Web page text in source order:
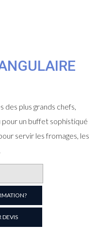
des plus grands chefs,
un buffet sophistiqué
servir les fromages, les
DEVIS